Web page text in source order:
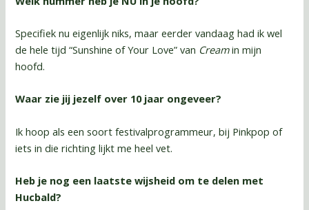
Specifiek nu eigenlijk niks, maar eerder vandaag had ik wel
de hele tijd “Sunshine of Your Love” van Creamin mijn
hoofd.
Waar zie jij jezelf over 10 jaar ongeveer?
Ik hoop als een soort festivalprogrammeur, bij Pinkpop of
iets in die richting lijkt me heel vet.
Heb je nog een laatste wijsheid om te delen met
Hucbald?